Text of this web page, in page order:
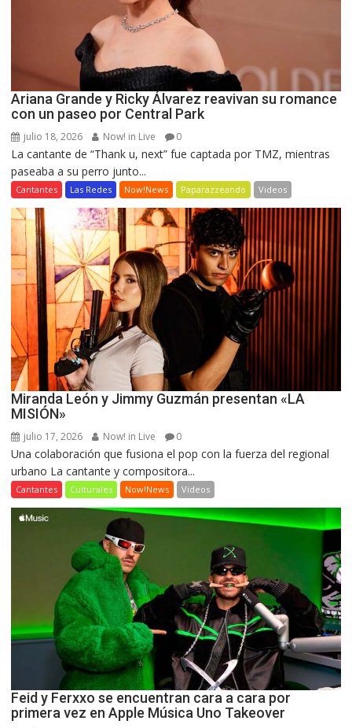
Ariana Grande y Ricky Álvarez reavivan su romance
con un paseo por Central Park
julio 18, 2026 Now! in Live 0
La cantante de “Thank u, next” fue captada por TMZ, mientras
paseaba a su perro junto...
Cantantes Las Redes Now!News Paparazzeando Videos
Miranda León y Jimmy Guzmán presentan «LA
MISIÓN»
julio 17, 2026 Now! in Live 0
Una colaboración que fusiona el pop con la fuerza del regional
urbano La cantante y compositora...
Cantantes Culturales Now!News Videos
Feid y Ferxxo se encuentran cara a cara por
primera vez en Apple Música Uno Takeover